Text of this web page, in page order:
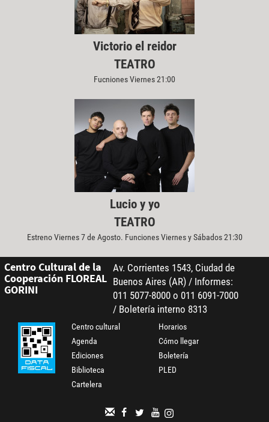
Victorio el reidor
TEATRO
Fucniones Viernes 21:00
Lucio y yo
TEATRO
Estreno Viernes 7 de Agosto. Funciones Viernes y Sábados 21:30
Centro Cultural de la
Cooperación FLOREAL
GORINI
Av. Corrientes 1543, Ciudad de
Buenos Aires (AR) / Informes:
011 5077-8000 o 011 6091-7000
/ Boletería interno 8313
Centro cultural
Agenda
Ediciones
Biblioteca
Cartelera
Horarios
Cómo llegar
Boletería
PLED